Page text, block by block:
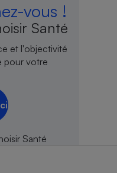
vous !
Santé
et l'objectivité
pour votre